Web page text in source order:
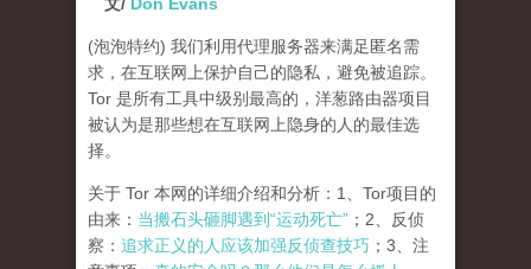
(泡泡特约) 我们利用代理服务器来满足匿名需
求，在互联网上保护自己的隐私，避免被追踪。
Tor 是所有工具中级别最高的，洋葱路由器项目
被认为是那些想在互联网上隐身的人的最佳选
择。
关于 Tor 本网的详细介绍和分析：1、Tor项目的
由来： 当搬石头砸脚遇到“运动死亡” ；2、反侦
察： 追求正义的人应该加强反侦查技巧 ；3、注